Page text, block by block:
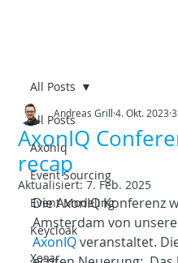
All Posts
Axoniq
Event Sourcing
Event Modeling
Keycloak
Xesar
All Posts
AxonIQ
recap
Andreas Grill 4. Okt. 2023
Aktualisiert:7. Feb. 2025
Die AxonIQ Konferenz
Amsterdam von
AxonIQ veranstaltet.